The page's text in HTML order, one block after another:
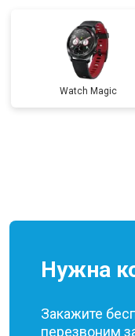
Watch Magic
Нужна
Закажите
перезвоним